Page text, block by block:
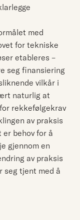
med
for tekniske
etableres –
seg finansiering
vilkår i
naturlig at
rekkefølgekrav
av praksis
er behov for å
gjennom en
av praksis
seg tjent med å